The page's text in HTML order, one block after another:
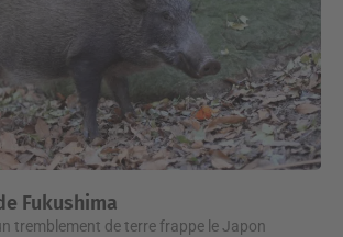
Fukushima
tremblement de terre frappe le Japon